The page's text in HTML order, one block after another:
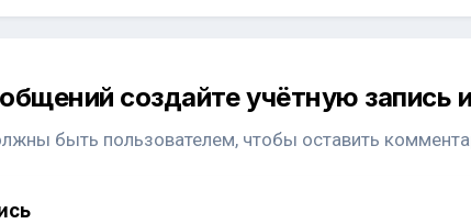
создайте учётную запись
быть пользователем, чтобы оставить